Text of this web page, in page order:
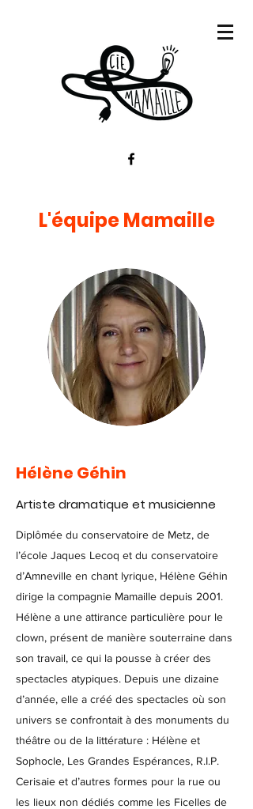
L'équipe Mamaille
Hélène Géhin
Artiste dramatique et musicienne
Diplômée du conservatoire de Metz, de
l’école Jaques Lecoq et du conservatoire
d’Amneville en chant lyrique, Hélène Géhin
dirige la compagnie Mamaille depuis 2001.
Hélène a une attirance particulière pour le
clown, présent de manière souterraine dans
son travail, ce qui la pousse à créer des
spectacles atypiques. Depuis une dizaine
d’année, elle a créé des spectacles où son
univers se confrontait à des monuments du
théâtre ou de la littérature : Hélène et
Sophocle, Les Grandes Espérances, R.I.P.
Cerisaie et d’autres formes pour la rue ou
les lieux non dédiés comme les Ficelles de